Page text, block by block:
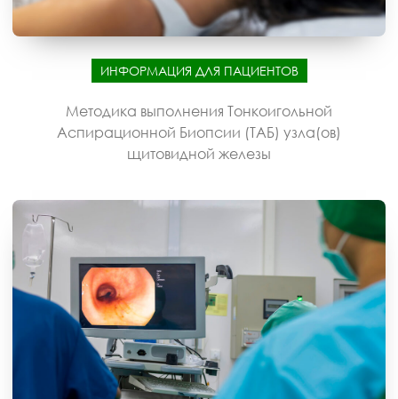
ИНФОРМАЦИЯ ДЛЯ ПАЦИЕНТОВ
Методика выполнения Тонкоигольной
Аспирационной Биопсии (ТАБ) узла(ов)
щитовидной железы